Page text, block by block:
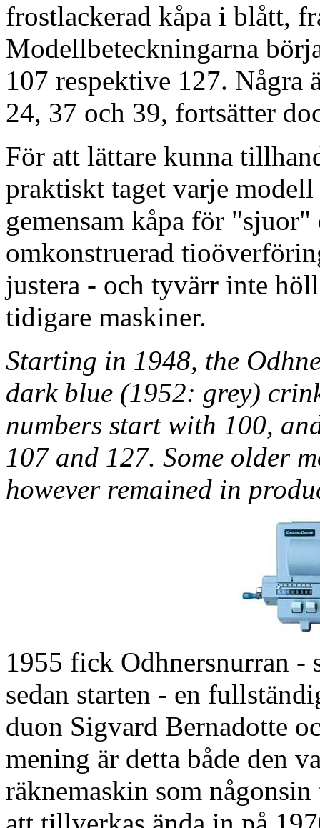
frostlackerad kåpa i blått,
Modellbeteckningarna
107 respektive 127. Några
24, 37 och 39, fortsätter
För att lättare kunna
praktiskt taget varje
gemensam kåpa för
omkonstruerad
justera - och tyvärr inte
tidigare maskiner.
Starting in 1948, the
dark blue (1952: grey)
numbers start with 100,
107 and 127. Some older
however remained in
1955 fick Odhnersnurran -
sedan starten - en
duon Sigvard Bernadotte
mening är detta både den
räknemaskin som